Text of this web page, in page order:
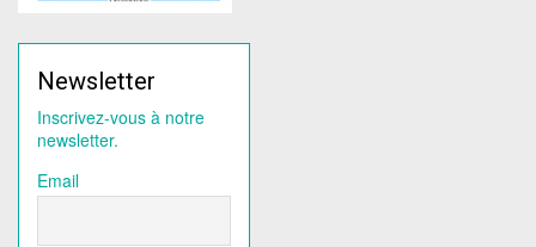
Newsletter
Inscrivez-vous à notre
newsletter.
Email